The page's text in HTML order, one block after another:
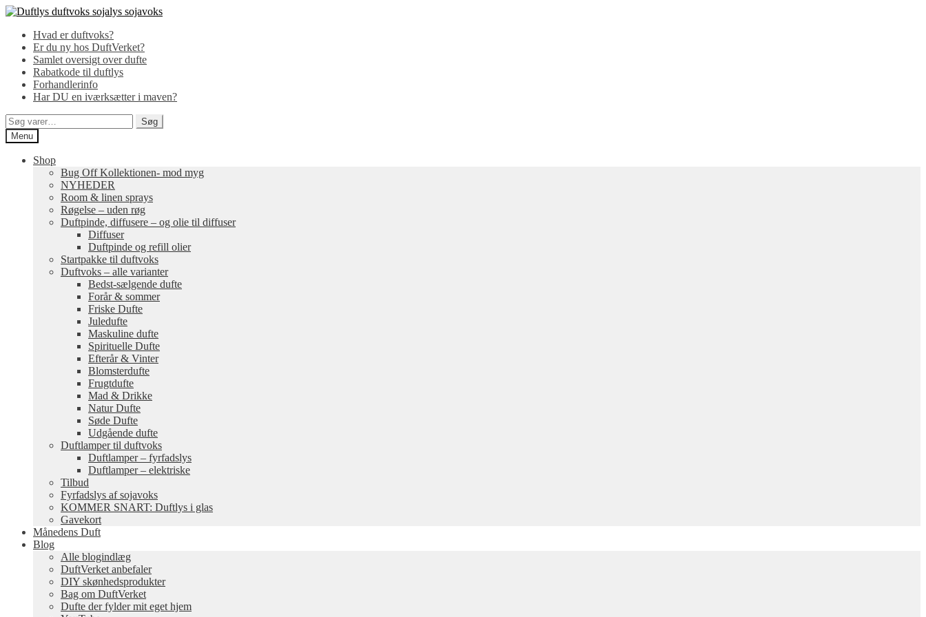
Spring
navigation
Spring
indholdHvad er duftvoks?
Er du ny hos DuftVerket?
Samlet oversigt over dufte
Rabatkode til duftlys
Forhandlerinfo
Har DU en iværksætter i maven?
Søg
efter:
Søg
Menu
Shop
Bug Off Kollektionen- mod myg
NYHEDER
Room & linen sprays
Røgelse – uden røg
Duftpinde, diffusere – og olie til diffuser
Diffuser
Duftpinde og refill olier
Startpakke til duftvoks
Duftvoks – alle varianter
Bedst-sælgende dufte
Forår & sommer
Friske Dufte
Juledufte
Maskuline dufte
Spirituelle Dufte
Efterår & Vinter
Blomsterdufte
Frugtdufte
Mad & Drikke
Natur Dufte
Søde Dufte
Udgående dufte
Duftlamper til duftvoks
Duftlamper – fyrfadslys
Duftlamper – elektriske
Tilbud
Fyrfadslys af sojavoks
KOMMER SNART: Duftlys i glas
Gavekort
Månedens Duft
Blog
Alle blogindlæg
DuftVerket anbefaler
DIY skønhedsprodukter
Bag om DuftVerket
Dufte der fylder mit eget hjem